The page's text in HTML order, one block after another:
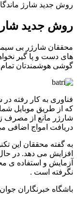
روش جدید شارژ
روش جدید شارژ
محققان شارژر بی
های دست و پا گیر
گوشی هوشمندتان
فناوری به کار رفته
که از طریق موبایل
شارژر مانع از مصرف
دریافت امواج اضافی
افزایش می دهد. در
آزمایش و استفاده ی
نگرفته است .
باشگاه خبرنگاران جوان